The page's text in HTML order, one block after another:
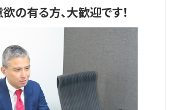
の有る方、大歓迎です！